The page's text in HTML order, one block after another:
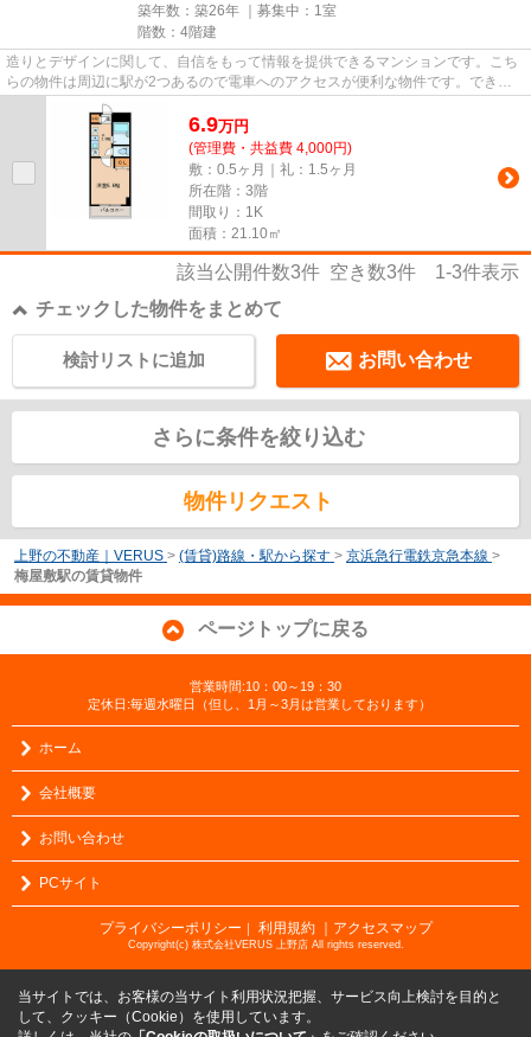
築年数：築26年 ｜募集中： 1室
階数：4階建
造りとデザインに関して、自信をもって情報を提供できるマンションです。こち
らの物件は周辺に駅が2つあるので電車へのアクセスが便利な物件です。できる
だけ早めに不動産情報を集めた...
6.9万円
(管理費・共益費 4,000円)
敷：0.5ヶ月｜礼：1.5ヶ月
所在階：3階
間取り：1K
面積：21.10㎡
該当公開件数3件 空き数3件 1-3件表示
チェックした物件をまとめて
お問い合わせ
検討リストに追加
さらに条件を絞り込む
物件リクエスト
上野の不動産｜VERUS > (賃貸)路線・駅から探す > 京浜急行電鉄京急本線 >
梅屋敷駅の賃貸物件
ページトップに戻る
営業時間:10：00～19：30
定休日:毎週水曜日（但し、1月～3月は営業しております）
ホーム
会社概要
お問い合わせ
PCサイト
プライバシーポリシー ｜ 利用規約 ｜アクセスマップ
Copyright(c) 株式会社VERUS 上野店 All rights reserved.
当サイトでは、お客様の当サイト利用状況把握、サービス向上検討を目的と
して、クッキー（Cookie）を使用しています。